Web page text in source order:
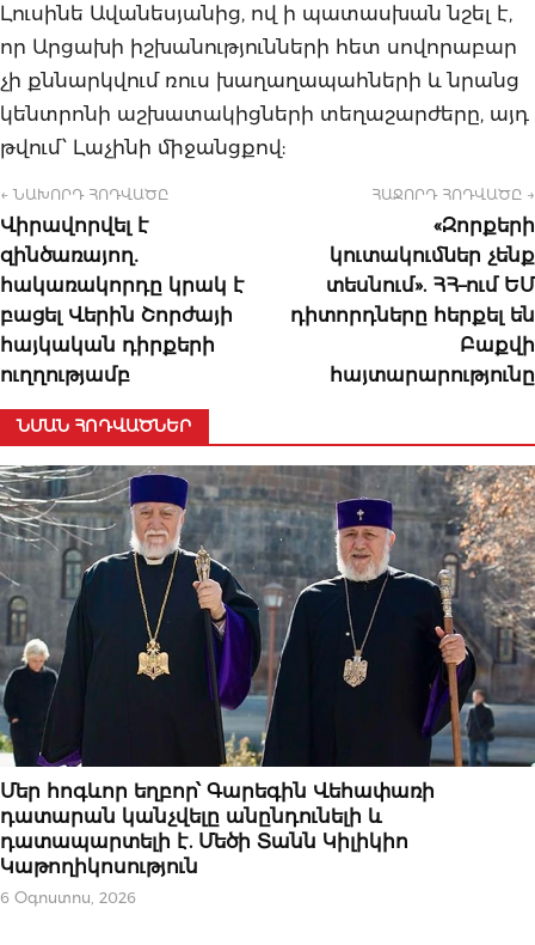
Լուսինե Ավանեսյանից, ով ի պատասխան նշել է,
որ Արցախի իշխանությունների հետ սովորաբար
չի քննարկվում ռուս խաղաղապահների և նրանց
կենտրոնի աշխատակիցների տեղաշարժերը, այդ
թվում՝ Լաչինի միջանցքով:
← ՆԱԽՈՐԴ ՀՈԴՎԱԾԸ
Վիրավորվել է
զինծառայող․
հակառակորդը կրակ է
բացել Վերին Շորժայի
հայկական դիրքերի
ուղղությամբ
ՀԱՋՈՐԴ ՀՈԴՎԱԾԸ →
«Զորքերի
կուտակումներ չենք
տեսնում». ՀՀ–ում ԵՄ
դիտորդները հերքել են
Բաքվի
հայտարարությունը
ՆՄԱՆ ՀՈԴՎԱԾՆԵՐ
ԿԱՐԵՎՈՐԸ
Մեր հոգևոր եղբոր՝ Գարեգին Վեհափառի
դատարան կանչվելը անընդունելի և
դատապարտելի է. Մեծի Տանն Կիլիկիո
Կաթողիկոսություն
6 Օգոստոս, 2026